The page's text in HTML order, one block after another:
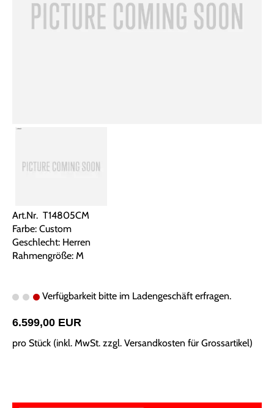
Art.Nr. T14805CM
Farbe: Custom
Geschlecht: Herren
Rahmengröße: M
Verfügbarkeit bitte im Ladengeschäft erfragen.
6.599,00 EUR
pro Stück (inkl. MwSt. zzgl. Versandkosten für Grossartikel)